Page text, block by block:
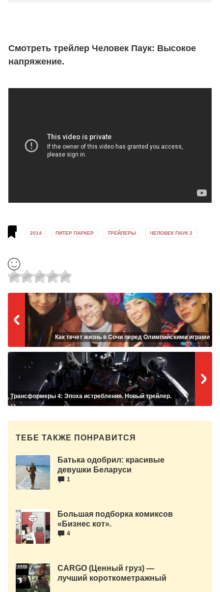
Смотреть трейлер Человек Паук: Высокое
напряжение.
2014 ПИТЕР ПАРКЕР ТРЕЙЛЕРЫ ЧЕЛОВЕК ПАУК 2
Как течет жизнь в Сочи перед Олимпийскими играми
Трансформеры 4: Эпоха истребления. Новый трейлер.
ТЕБЕ ТАКЖЕ ПОНРАВИТСЯ
Батька одобрил: красивые
девушки Беларуси
1
Большая подборка комиксов
«Бизнес кот».
4
CARGO (Ценный груз) —
лучший короткометражный